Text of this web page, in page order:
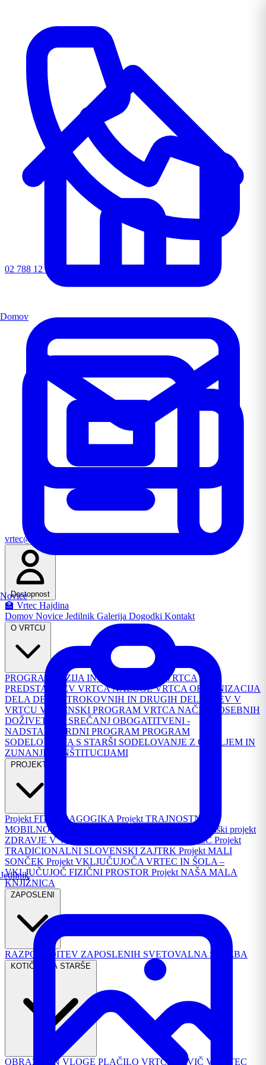
02 788 12 72
vrtec@os-hajdina.si
Dostopnost
🏫 Vrtec Hajdina
Domov Novice Jedilnik Galerija Dogodki Kontakt
O VRTCU
PROGRAM
VIZIJA IN POSLANSTVO VRTCA
PREDSTAVITEV VRTCANALOGE VRTCA ORGANIZACIJA
DELA DELO STROKOVNIH IN DRUGIH DELAVCEV V
VRTCU VSEBINSKI PROGRAM VRTCA NAČRT POSEBNIH
DOŽIVETIJ IN SREČANJ OBOGATITVENI -
NADSTANDARDNI PROGRAM PROGRAM
SODELOVANJA S STARŠI SODELOVANJE Z OKOLJEM IN
ZUNANJIMI INŠTITUCIJAMI
PROJEKTI
Projekt FIT PEDAGOGIKA Projekt TRAJNOSTNA
MOBILNOST
Republiški projekt
ZDRAVJE V VRTCU
Projekt TURIZEM IN VRTEC Projekt
TRADICIONALNI SLOVENSKI ZAJTRK Projekt MALI
SONČEK Projekt VKLJUČUJOČA VRTEC IN ŠOLA –
VKLJUČUJOČ FIZIČNI PROSTOR Projekt NAŠA MALA
KNJIŽNICA
ZAPOSLENI
RAZPOREDITEV ZAPOSLENIH SVETOVALNA SLUŽBA
KOTIČEK ZA STARŠE
OBRAZCI IN VLOGE PLAČILO VRTCA PRVIČ V VRTEC
Domov
Novice
Jedilnik